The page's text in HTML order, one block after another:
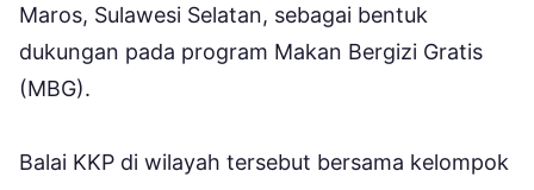
Maros, Sulawesi Selatan, sebagai bentuk
dukungan pada program Makan Bergizi Gratis
(MBG).
Balai KKP di wilayah tersebut bersama kelompok